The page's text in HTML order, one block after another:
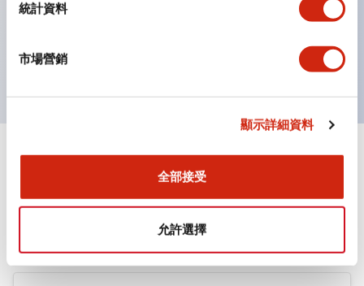
統計資料
市場營銷
顯示詳細資料
全部接受
允許選擇
按鈕、燈罩和保護罩均為不發光磨制表面，降低因周圍光
獲得UL、 c-UL、 CCC 認證、符合 EN 標準。